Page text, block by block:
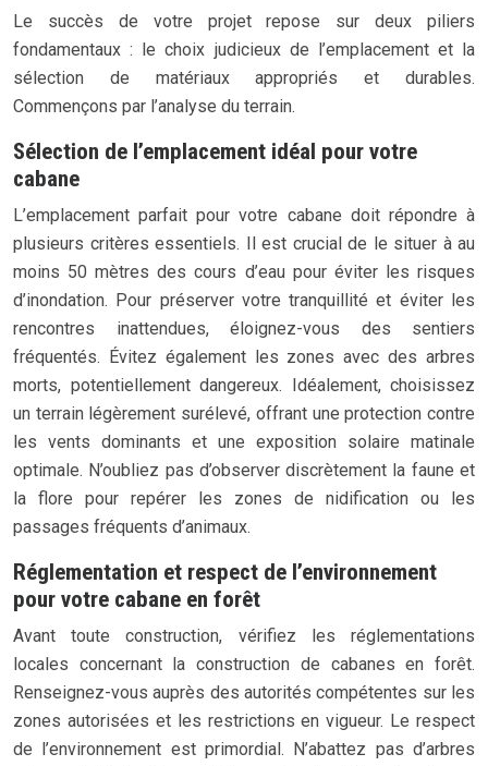
Le succès de votre projet repose sur deux piliers
fondamentaux : le choix judicieux de l’emplacement et la
sélection de matériaux appropriés et durables.
Commençons par l’analyse du terrain.
Sélection de l’emplacement idéal pour votre
cabane
L’emplacement parfait pour votre cabane doit répondre à
plusieurs critères essentiels. Il est crucial de le situer à au
moins 50 mètres des cours d’eau pour éviter les risques
d’inondation. Pour préserver votre tranquillité et éviter les
rencontres inattendues, éloignez-vous des sentiers
fréquentés. Évitez également les zones avec des arbres
morts, potentiellement dangereux. Idéalement, choisissez
un terrain légèrement surélevé, offrant une protection contre
les vents dominants et une exposition solaire matinale
optimale. N’oubliez pas d’observer discrètement la faune et
la flore pour repérer les zones de nidification ou les
passages fréquents d’animaux.
Réglementation et respect de l’environnement
pour votre cabane en forêt
Avant toute construction, vérifiez les réglementations
locales concernant la construction de cabanes en forêt.
Renseignez-vous auprès des autorités compétentes sur les
zones autorisées et les restrictions en vigueur. Le respect
de l’environnement est primordial. N’abattez pas d’arbres